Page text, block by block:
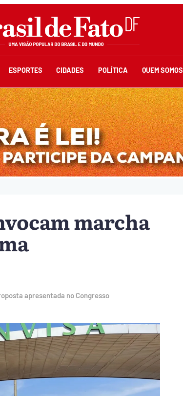
ESPORTES CIDADES POLÍTICA QUEM SOMOS
marcha
apresentada no Congresso